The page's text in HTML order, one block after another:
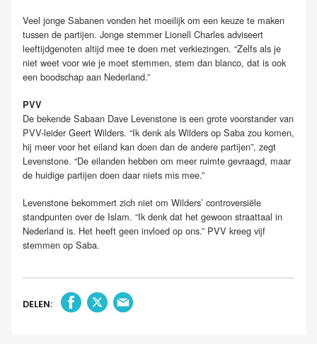
Veel jonge Sabanen vonden het moeilijk om een keuze te maken
tussen de partijen. Jonge stemmer Lionell Charles adviseert
leeftijdgenoten altijd mee te doen met verkiezingen. “Zelfs als je
niet weet voor wie je moet stemmen, stem dan blanco, dat is ook
een boodschap aan Nederland.”
PVV
De bekende Sabaan Dave Levenstone is een grote voorstander van
PVV-leider Geert Wilders. “Ik denk als Wilders op Saba zou komen,
hij meer voor het eiland kan doen dan de andere partijen”, zegt
Levenstone. “De eilanden hebben om meer ruimte gevraagd, maar
de huidige partijen doen daar niets mis mee.”
Levenstone bekommert zich niet om Wilders’ controversiële
standpunten over de Islam. “Ik denk dat het gewoon straattaal in
Nederland is. Het heeft geen invloed op ons.” PVV kreeg vijf
stemmen op Saba.
DELEN: